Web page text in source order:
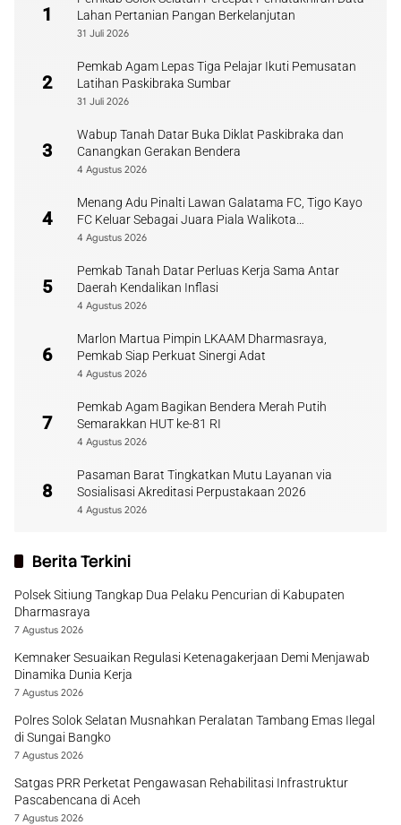
1
Lahan Pertanian Pangan Berkelanjutan
31 Juli 2026
2
Pemkab Agam Lepas Tiga Pelajar Ikuti Pemusatan
Latihan Paskibraka Sumbar
31 Juli 2026
3
Wabup Tanah Datar Buka Diklat Paskibraka dan
Canangkan Gerakan Bendera
4 Agustus 2026
4
Menang Adu Pinalti Lawan Galatama FC, Tigo Kayo
FC Keluar Sebagai Juara Piala Walikota
Payakumbuh
4 Agustus 2026
5
Pemkab Tanah Datar Perluas Kerja Sama Antar
Daerah Kendalikan Inflasi
4 Agustus 2026
6
Marlon Martua Pimpin LKAAM Dharmasraya,
Pemkab Siap Perkuat Sinergi Adat
4 Agustus 2026
7
Pemkab Agam Bagikan Bendera Merah Putih
Semarakkan HUT ke-81 RI
4 Agustus 2026
8
Pasaman Barat Tingkatkan Mutu Layanan via
Sosialisasi Akreditasi Perpustakaan 2026
4 Agustus 2026
Berita Terkini
Polsek Sitiung Tangkap Dua Pelaku Pencurian di Kabupaten
Dharmasraya
7 Agustus 2026
Kemnaker Sesuaikan Regulasi Ketenagakerjaan Demi Menjawab
Dinamika Dunia Kerja
7 Agustus 2026
Polres Solok Selatan Musnahkan Peralatan Tambang Emas Ilegal
di Sungai Bangko
7 Agustus 2026
Satgas PRR Perketat Pengawasan Rehabilitasi Infrastruktur
Pascabencana di Aceh
7 Agustus 2026